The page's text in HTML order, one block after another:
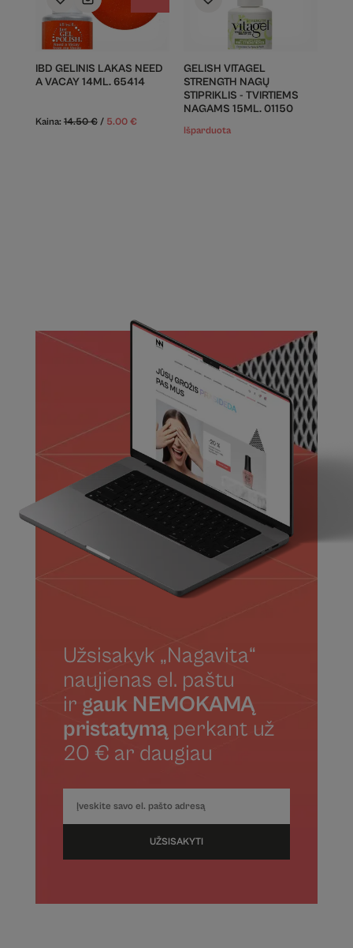
IBD GELINIS LAKAS NEED
A VACAY 14ML. 65414
Kaina: 14.50€ / 5.00 €
GELISH VITAGEL
STRENGTH NAGŲ
STIPRIKLIS - TVIRTIEMS
NAGAMS 15ML. 01150
Išparduota
Užsisakyk „Nagavita“
naujienas el. paštu
ir gauk NEMOKAMĄ
pristatymąperkant už
20 € ar daugiau
UŽSISAKYTI